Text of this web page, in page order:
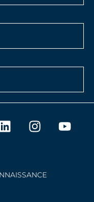
L
i
e
I
n
a
Y
o